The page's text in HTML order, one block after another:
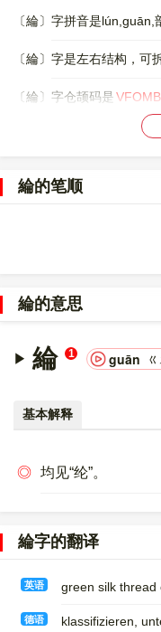
〔綸〕字拼音是lún,guān,
〔綸〕字是左右结构，可
〔綸〕字仓颉码是VFOMB
，中
00007DB8，UTF-8
綸的笔顺
綸的意思
綸 1 guān
基本解释
◎ 均见“纶”。
綸字的翻译
英语 green silk thread
德语
klassifizieren,